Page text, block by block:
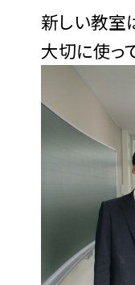
新しい教室
大切に使っ